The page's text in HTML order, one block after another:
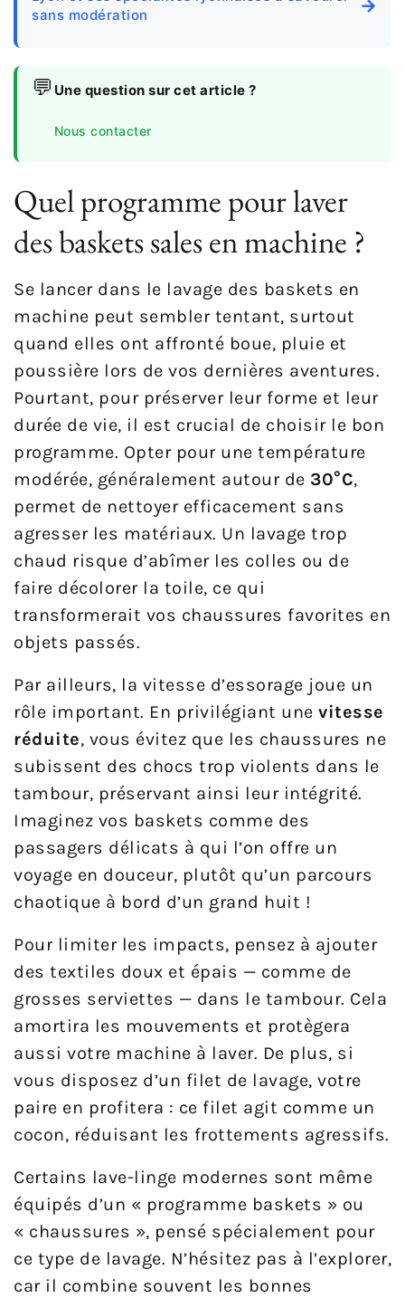
sans modération
→
💬 Une question sur cet article ?
Nous contacter
Quel programme pour laver
des baskets sales en machine ?
Se lancer dans le lavage des baskets en
machine peut sembler tentant, surtout
quand elles ont affronté boue, pluie et
poussière lors de vos dernières aventures.
Pourtant, pour préserver leur forme et leur
durée de vie, il est crucial de choisir le bon
programme. Opter pour une température
modérée, généralement autour de 30°C,
permet de nettoyer efficacement sans
agresser les matériaux. Un lavage trop
chaud risque d’abîmer les colles ou de
faire décolorer la toile, ce qui
transformerait vos chaussures favorites en
objets passés.
Par ailleurs, la vitesse d’essorage joue un
rôle important. En privilégiant une vitesse
réduite, vous évitez que les chaussures ne
subissent des chocs trop violents dans le
tambour, préservant ainsi leur intégrité.
Imaginez vos baskets comme des
passagers délicats à qui l’on offre un
voyage en douceur, plutôt qu’un parcours
chaotique à bord d’un grand huit !
Pour limiter les impacts, pensez à ajouter
des textiles doux et épais — comme de
grosses serviettes — dans le tambour. Cela
amortira les mouvements et protègera
aussi votre machine à laver. De plus, si
vous disposez d’un filet de lavage, votre
paire en profitera : ce filet agit comme un
cocon, réduisant les frottements agressifs.
Certains lave-linge modernes sont même
équipés d’un « programme baskets » ou
« chaussures », pensé spécialement pour
ce type de lavage. N’hésitez pas à l’explorer,
car il combine souvent les bonnes